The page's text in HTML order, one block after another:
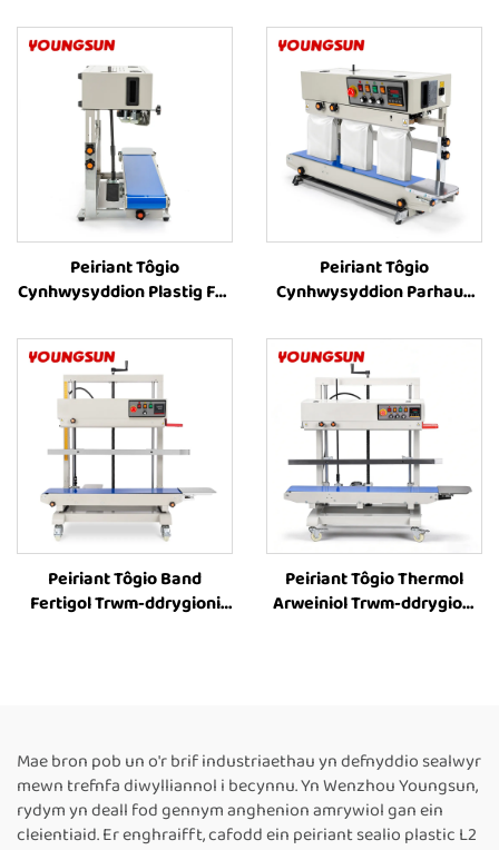
Peiriant Tôgio
Cynhwysyddion Plastig FR-
Fertigol, Pris Peiriant Tôgio
Thermol ar gyfer
Cynhwysyddion Plastig
Peiriant Tôgio
Cynhwysyddion Parhaus
Lliw Caled ar
Cynhwysyddion Parhaus
Fertigol, Peiriant Tôgio
Cynhwysyddion Llif,
Peiriant Tôgio
Cynhwysyddion Coffi
Peiriant Tôgio Band
Fertigol Trwm-ddrygioni
Peiriannau Tôgio Thermol
Arweiniol ar gyfer Pecynu
Bwyd
Peiriant Tôgio Thermol
Arweiniol Trwm-ddrygioni
Tôgio Band Parhaus
Thermol
Mae bron pob un o'r brif industriaethau yn defnyddio sealwyr
mewn trefnfa diwylliannol i becynnu. Yn Wenzhou Youngsun,
rydym yn deall fod gennym anghenion amrywiol gan ein
cleientiaid. Er enghraifft, cafodd ein peiriant sealio plastic L2